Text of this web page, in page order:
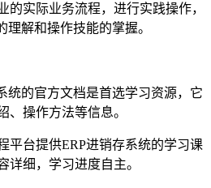
的实际业务流程，进行实践操作，
理解和操作技能的掌握。
统的官方文档是首选学习资源，它
、操作方法等信息。
平台提供ERP进销存系统的学习课
详细，学习进度自主。